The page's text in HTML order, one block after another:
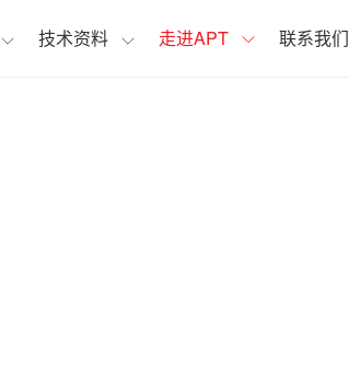
技术资料 走进APT 联系我们